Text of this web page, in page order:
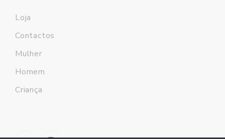
Loja
Contactos
Mulher
Homem
Criança